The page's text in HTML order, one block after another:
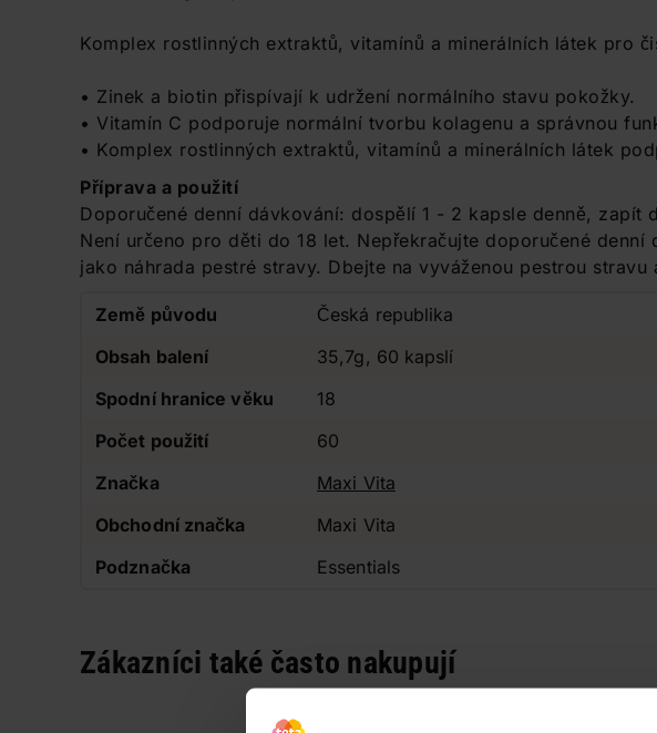
Komplex rostlinných extraktů, vitamínů a minerálních látek pro
• Zinek a biotin přispívají k udržení normálního stavu pokožky.
• Vitamín C podporuje normální tvorbu kolagenu a správnou
• Komplex rostlinných extraktů, vitamínů a minerálních látek
Příprava a použití
Doporučené denní dávkování: dospělí 1 - 2 kapsle denně, zapít
Není určeno pro děti do 18 let. Nepřekračujte doporučené denní
jako náhrada pestré stravy. Dbejte na vyváženou pestrou
Země původu
Česká republika
Obsah balení
35,7g, 60 kapslí
Spodní hranice věku
18
Počet použití
60
Značka
Maxi Vita
Obchodní značka
Maxi Vita
Podznačka
Essentials
Zákazníci také často nakupují